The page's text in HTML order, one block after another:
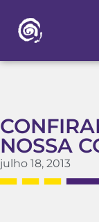
NOSSA
julho 18, 2013